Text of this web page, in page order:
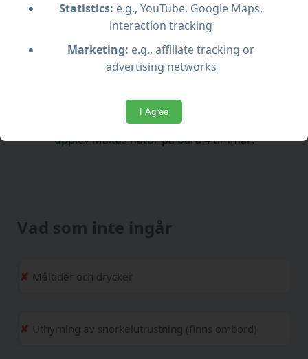
Statistics: e.g., YouTube, Google Maps,
interaction tracking
Marketing: e.g., affiliate tracking or
advertising networks
I Agree
utforskning
Modern och bekväm båt med toaletter och
duschar
Perfekt för korta semestrar och barnfamiljer
Tillgänglig för barnvagnar, rullstolar och alla
Denna tur kombinerar avkoppling och äventyr –
upplev Maltas natur på bara 4 timmar!
Vad som inte ingår
Måltider och drycker
Uthyrning av snorkelutrustning (finns ombord)